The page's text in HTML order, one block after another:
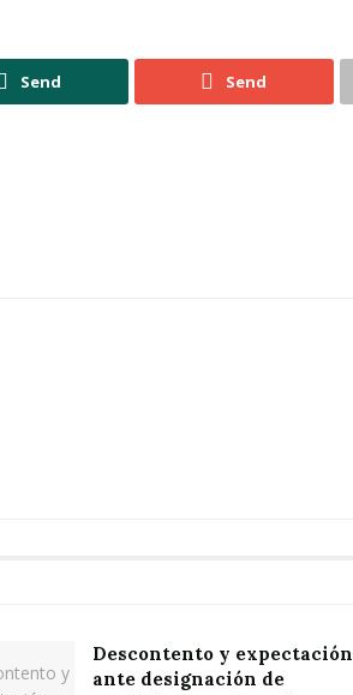
Send Send
Descontento y expectación
ante designación de